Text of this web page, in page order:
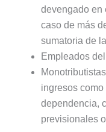
devengado en
caso de más
sumatoria de
Empleados
ingresos
dependencia,
previsionales